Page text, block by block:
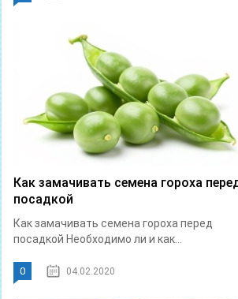
Как замачивать семена гороха
посадкой
Как замачивать семена гороха перед
посадкой Необходимо ли и как...
0 04.02.2020